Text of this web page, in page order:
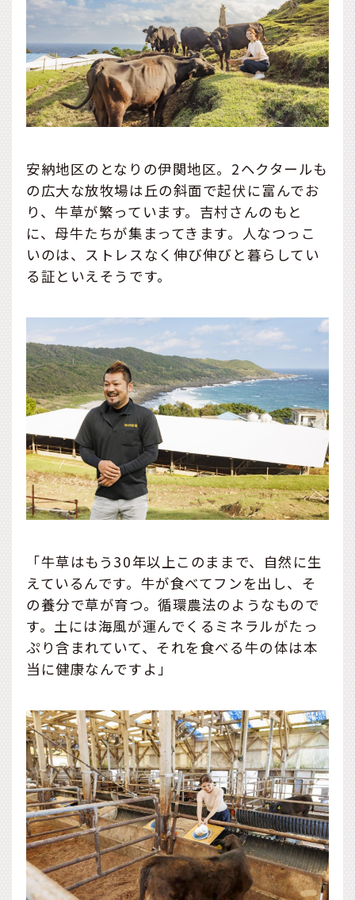
安納地区のとなりの伊関地区。2ヘクタールも
の広大な放牧場は丘の斜面で起伏に富んでお
り、牛草が繁っています。吉村さんのもと
に、母牛たちが集まってきます。人なつっこ
いのは、ストレスなく伸び伸びと暮らしてい
る証といえそうです。
「牛草はもう30年以上このままで、自然に生
えているんです。牛が食べてフンを出し、そ
の養分で草が育つ。循環農法のようなもので
す。土には海風が運んでくるミネラルがたっ
ぷり含まれていて、それを食べる牛の体は本
当に健康なんですよ」